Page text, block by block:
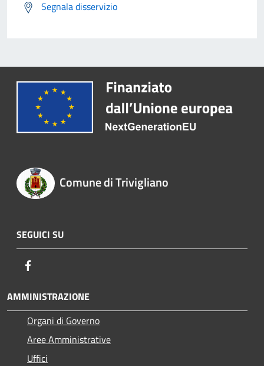
Segnala disservizio
Comune di Trivigliano
SEGUICI SU
AMMINISTRAZIONE
Organi di Governo
Aree Amministrative
Uffici